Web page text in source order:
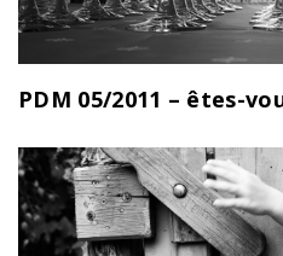
PDM 05/2011 – êtes-